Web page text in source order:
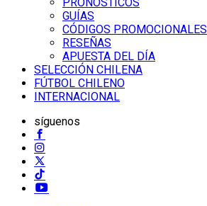
GUÍAS
CÓDIGOS PROMOCIONALES
RESEÑAS
APUESTA DEL DÍA
SELECCIÓN CHILENA
FÚTBOL CHILENO
INTERNACIONAL
síguenos